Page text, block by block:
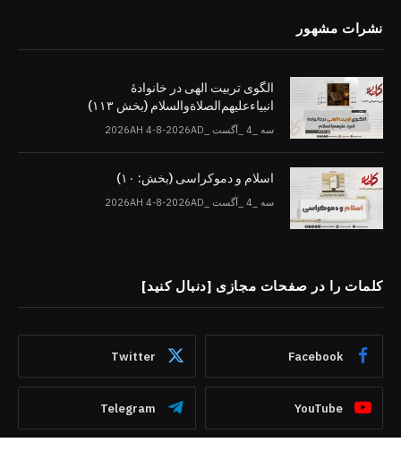
نشرات مشهور
الگوی تربیت الهی در خانوادۀ
انبیاءعلیهم‌الصلاةو‌السلام (بخش ۱۱۳)
سه _4 _آگست _2026AH 4-8-2026AD
اسلام و دموکراسی (بخش: ۱۰)
سه _4 _آگست _2026AH 4-8-2026AD
کلمات را در صفحات مجازی [دنبال کنید]
Facebook
Twitter
YouTube
Telegram